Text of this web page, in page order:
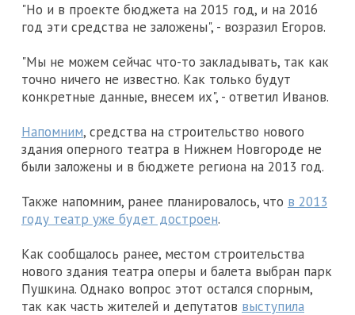
"Но и в проекте бюджета на 2015 год, и на 2016
год эти средства не заложены", - возразил Егоров.
"Мы не можем сейчас что-то закладывать, так как
точно ничего не известно. Как только будут
конкретные данные, внесем их", - ответил Иванов.
Напомним, средства на строительство нового
здания оперного театра в Нижнем Новгороде не
были заложены и в бюджете региона на 2013 год.
Также напомним, ранее планировалось, что в 2013
году театр уже будет достроен.
Как сообщалось ранее, местом строительства
нового здания театра оперы и балета выбран парк
Пушкина. Однако вопрос этот остался спорным,
так как часть жителей и депутатов выступила